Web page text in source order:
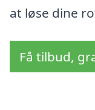
at løse dine
Få tilbud,